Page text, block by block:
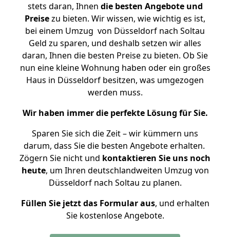
stets daran, Ihnen die besten Angebote und
Preisezu bieten. Wir wissen, wie wichtig es ist,
bei einem Umzug von Düsseldorf nach Soltau
Geld zu sparen, und deshalb setzen wir alles
daran, Ihnen die besten Preise zu bieten. Ob Sie
nun eine kleine Wohnung haben oder ein großes
Haus in Düsseldorf besitzen, was umgezogen
werden muss.
Wir haben immer die perfekte Lösung für Sie.
Sparen Sie sich die Zeit – wir kümmern uns
darum, dass Sie die besten Angebote erhalten.
Zögern Sie nicht und kontaktieren Sie uns noch
heute, um Ihren deutschlandweiten Umzug von
Düsseldorf nach Soltau zu planen.
Füllen Sie jetzt das Formular aus, und erhalten
Sie kostenlose Angebote.